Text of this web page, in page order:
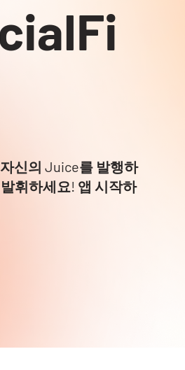
신의 Juice를 발행하
휘하세요! 앱 시작하